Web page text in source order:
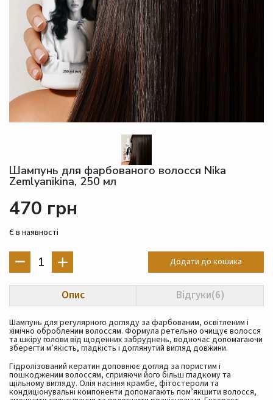
Шампунь для фарбованого волосся Nika
Zemlyanikina, 250 мл
470 грн
Є в наявності
1 Додати до кошика
Опис Відгуки(6)
Шампунь для регулярного догляду за фарбованим, освітленим і
хімічно обробленим волоссям. Формула ретельно очищує волосся
та шкіру голови від щоденних забруднень, водночас допомагаючи
зберегти м’якість, гладкість і доглянутий вигляд довжини.
Гідролізований кератин доповнює догляд за пористим і
пошкодженим волоссям, сприяючи його більш гладкому та
щільному вигляду. Олія насіння крамбе, фітостероли та
кондиціонувальні компоненти допомагають пом’якшити волосся,